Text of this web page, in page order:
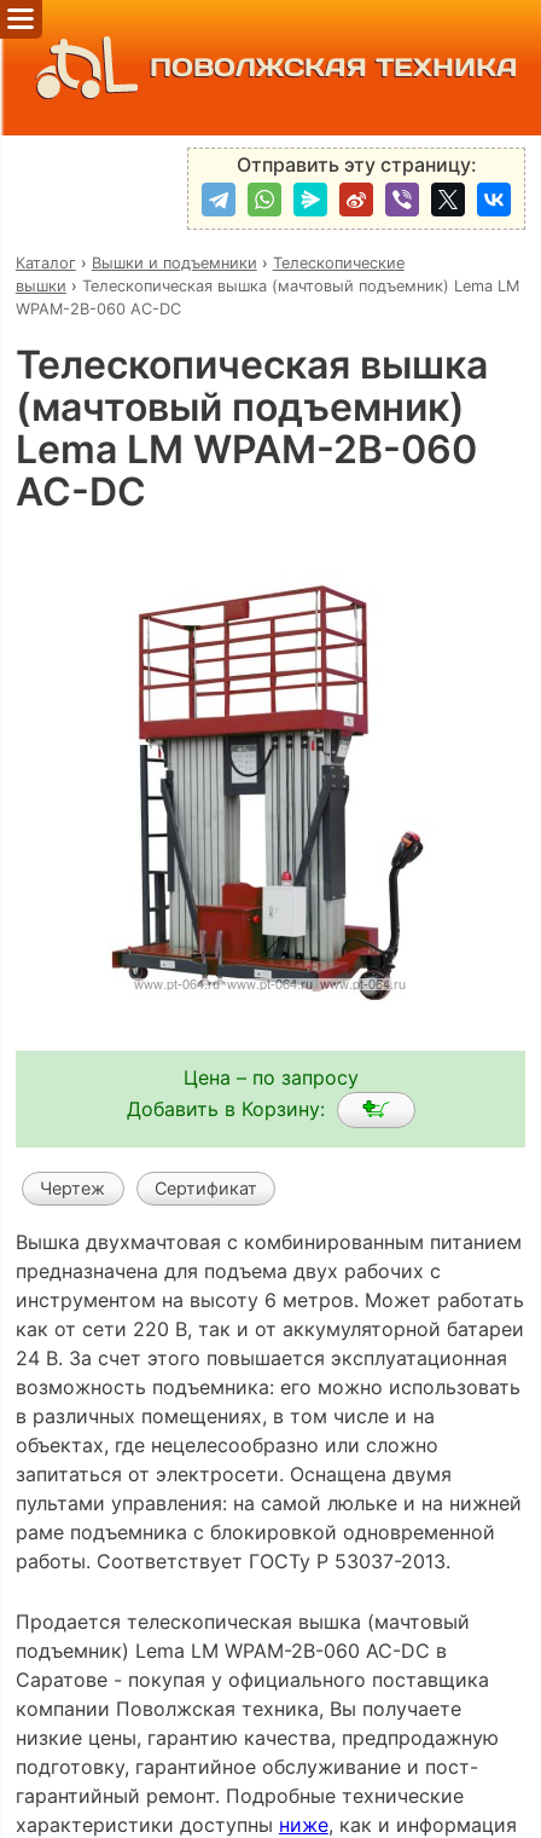
ПОВОЛЖСКАЯ ТЕХНИКА
Отправить эту страницу:
Каталог› Вышки и подъемники › Телескопические
вышки › Телескопическая вышка (мачтовый подъемник) Lema LM
WPAM-2B-060 AC-DC
Телескопическая вышка
(мачтовый подъемник)
Lema LM WPAM-2B-060
AC-DC
Цена – по запросу
Добавить в Корзину:
Чертеж Сертификат
Вышка двухмачтовая с комбинированным питанием
предназначена для подъема двух рабочих с
инструментом на высоту 6 метров. Может работать
как от сети 220 В, так и от аккумуляторной батареи
24 В. За счет этого повышается эксплуатационная
возможность подъемника: его можно использовать
в различных помещениях, в том числе и на
объектах, где нецелесообразно или сложно
запитаться от электросети. Оснащена двумя
пультами управления: на самой люльке и на нижней
раме подъемника с блокировкой одновременной
работы. Соответствует ГОСТу Р 53037-2013.
Продается телескопическая вышка (мачтовый
подъемник) Lema LM WPAM-2B-060 AC-DC в
Саратове - покупая у официального поставщика
компании Поволжская техника, Вы получаете
низкие цены, гарантию качества, предпродажную
подготовку, гарантийное обслуживание и пост-
гарантийный ремонт. Подробные технические
характеристики доступны ниже, как и информация